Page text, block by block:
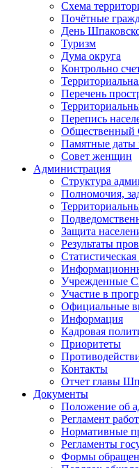
Схема
Почётные
День
Туризм
Дума округа
Контрольно
Перечень
Перепись
Общественный
Памятные даты
Совет женщин
Администрация
Структура
Полномочия,
Защита
Результаты
Учрежденные
Участие в
Официальные
Информация
Кадровая
Приоритеты
Контакты
Отчет главы
Документы
Положение об
Регламент
Нормативные
Регламенты
Формы